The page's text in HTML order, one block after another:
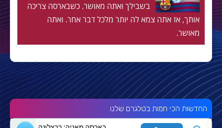
בשבילך ואתה מאושר. כשבארסה צריכה
אותך, אז אתה צמא לה יותר מלכל דבר אחר. ואתה
מאושר.
החדשות הכי חמות בטלגרם שלנו